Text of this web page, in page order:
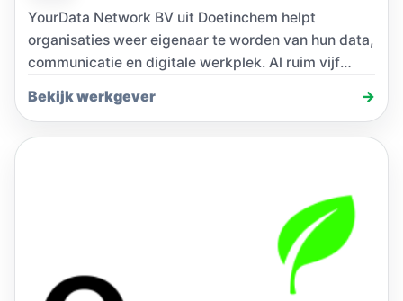
YourData Network BV uit Doetinchem helpt
organisaties weer eigenaar te worden van hun data,
communicatie en digitale werkplek. Al ruim vijf
Bekijk werkgever →